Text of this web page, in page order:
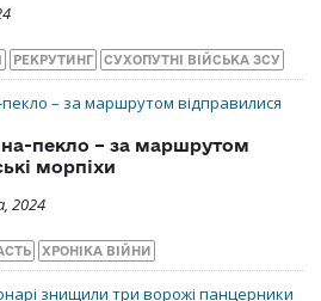
РЕКРУТИНГ СУХОПУТНІ ВІЙСЬКА ЗСУ
пекло – за маршрутом
морпіхи
2024
ХРОНІКА ВІЙНИ